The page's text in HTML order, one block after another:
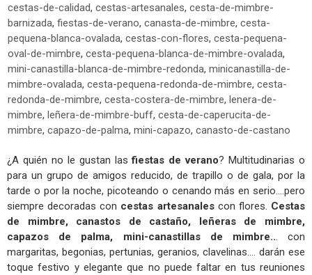
cestas-de-calidad, cestas-artesanales, cesta-de-mimbre-
barnizada, fiestas-de-verano, canasta-de-mimbre, cesta-
pequena-blanca-ovalada, cestas-con-flores, cesta-pequena-
oval-de-mimbre, cesta-pequena-blanca-de-mimbre-ovalada,
mini-canastilla-blanca-de-mimbre-redonda, minicanastilla-de-
mimbre-ovalada, cesta-pequena-redonda-de-mimbre, cesta-
redonda-de-mimbre, cesta-costera-de-mimbre, lenera-de-
mimbre, leñera-de-mimbre-buff, cesta-de-caperucita-de-
mimbre, capazo-de-palma, mini-capazo, canasto-de-castano
¿A quién no le gustan las fiestas de verano? Multitudinarias o
para un grupo de amigos reducido, de trapillo o de gala, por la
tarde o por la noche, picoteando o cenando más en serio....pero
siempre decoradas con cestas artesanalescon flores. Cestas
de mimbre, canastos de castaño, leñeras de mimbre,
capazos de palma, mini-canastillas de mimbre... con
margaritas, begonias, pertunias, geranios, clavelinas.... darán ese
toque festivo y elegante que no puede faltar en tus reuniones